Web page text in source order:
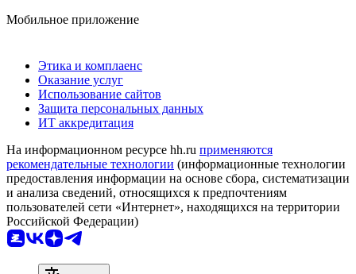
Мобильное приложение
Этика и комплаенс
Оказание услуг
Использование сайтов
Защита персональных данных
ИТ аккредитация
На информационном ресурсе hh.ru применяются
рекомендательные технологии (информационные технологии
предоставления информации на основе сбора, систематизации
и анализа сведений, относящихся к предпочтениям
пользователей сети «Интернет», находящихся на территории
Российской Федерации)